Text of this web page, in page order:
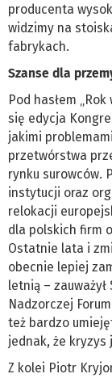
producenta
widzimy na
fabrykach.
Szanse dla
Pod hasłem
się edycja
jakimi
przetwórstwa
rynku surowców.
instytucji oraz
relokacji
dla polskich firm
Ostatnie lata i
obecnie lepiej
letnią –
Nadzorczej
też bardzo
jednak, że kryzys
Z kolei Piotr